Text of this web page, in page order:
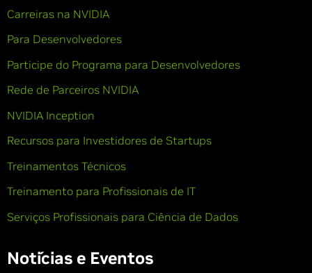
Carreiras na NVIDIA
Para Desenvolvedores
Participe do Programa para Desenvolvedores
Rede de Parceiros NVIDIA
NVIDIA Inception
Recursos para Investidores de Startups
Treinamentos Técnicos
Treinamento para Profissionais de IT
Serviços Profissionais para Ciência de Dados
Notícias e Eventos